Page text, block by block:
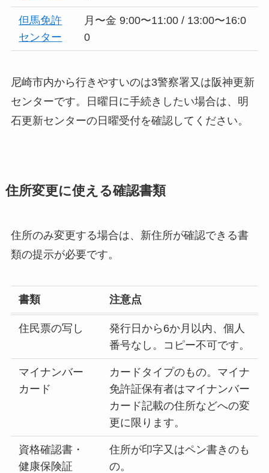
但馬免許
センター
月〜金 9:00〜11:00 / 13:00〜16:0
0
尼崎市内から行きやすいのは3警察署又は阪神更新
センターです。日曜日に手続きしたい場合は、明
石更新センターの日曜受付を確認してください。
住所変更に使える確認書類
住所のみ変更する場合は、新住所が確認できる書
類の提示が必要です。
書類 注意点
住民票の写し
発行日から6か月以内、個人
番号なし。コピー不可です。
マイナンバー
カード
カードタイプのもの。マイナ
免許証保有者はマイナンバー
カード記載の住所などへの変
更に限ります。
資格確認書・
健康保険証
住所が印字又はペン書きのも
の。